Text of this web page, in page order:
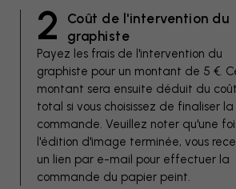
2
Coût de l'intervention du
graphiste
Payez les frais de l'intervention du
graphiste pour un montant de 5 €.
montant sera ensuite déduit du coût
total si vous choisissez de finaliser la
commande. Veuillez noter qu'une
l'édition d'image terminée, vous
un lien par e-mail pour effectuer la
commande du papier peint.